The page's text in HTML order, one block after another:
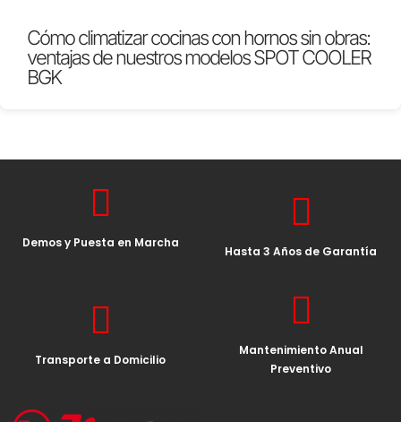
Cómo climatizar cocinas con hornos sin obras:
ventajas de nuestros modelos SPOT COOLER
BGK
Demos y Puesta en Marcha
Hasta 3 Años de Garantía
Transporte a Domicilio
Mantenimiento Anual
Preventivo